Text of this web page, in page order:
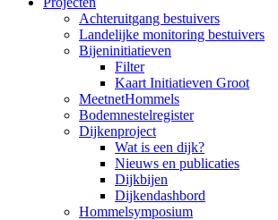
Achteruitgang bestuivers
Landelijke monitoring bestuivers
Bijeninitiatieven
Filter
Kaart Initiatieven Groot
MeetnetHommels
Bodemnestelregister
Dijkenproject
Wat is een dijk?
Nieuws en publicaties
Dijkbijen
Dijkendashbord
Hommelsymposium